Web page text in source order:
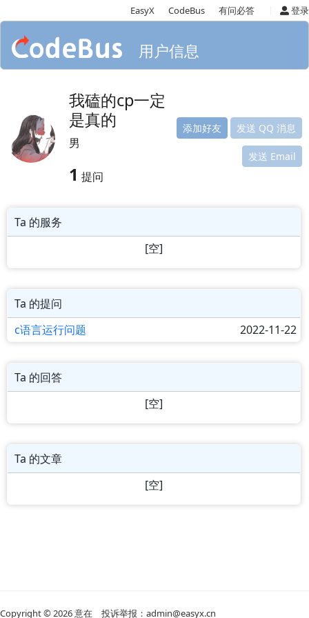
EasyX CodeBus 有问必答 登录
用户信息
我磕的cp一定
是真的
男
1 提问
添加好友 发送 QQ 消息
发送 Email
Ta 的服务
[空]
Ta 的提问
c语言运行问题
2022-11-22
Ta 的回答
[空]
Ta 的文章
[空]
Copyright © 2026意在 投诉举报：admin@easyx.cn